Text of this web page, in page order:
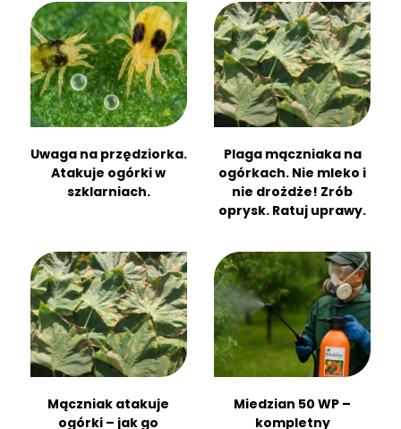
Uwaga na przędziorka.
Atakuje ogórki w
szklarniach.
Plaga mączniaka na
ogórkach. Nie mleko i
nie drożdże! Zrób
oprysk. Ratuj uprawy.
Mączniak atakuje
ogórki – jak go
Miedzian 50 WP –
kompletny